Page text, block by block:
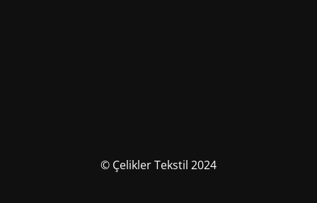
© Çelikler Tekstil 2024